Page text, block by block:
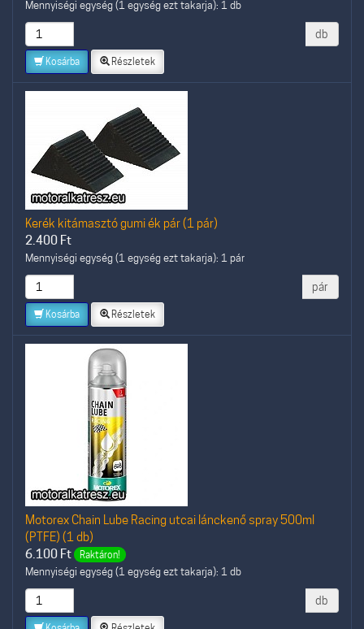
Mennyiségi egység (1 egység ezt takarja): 1 db
db
Kosárba Részletek
Kerék kitámasztó gumi ék pár (1 pár)
2.400 Ft
Mennyiségi egység (1 egység ezt takarja): 1 pár
pár
Kosárba Részletek
Motorex Chain Lube Racing utcai lánckenő spray 500ml
(PTFE) (1 db)
6.100 Ft Raktáron!
Mennyiségi egység (1 egység ezt takarja): 1 db
db